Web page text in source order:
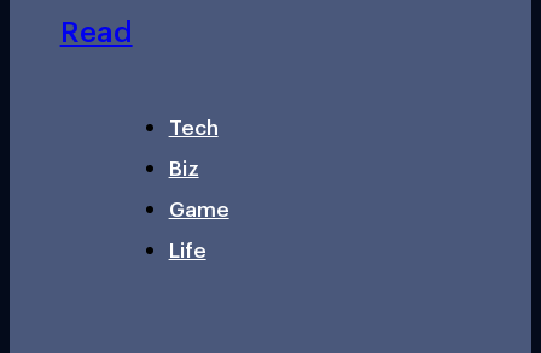
Read
Tech
Biz
Game
Life